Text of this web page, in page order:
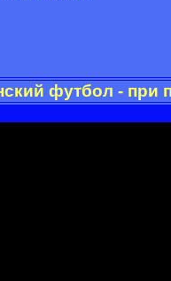
футбол - при